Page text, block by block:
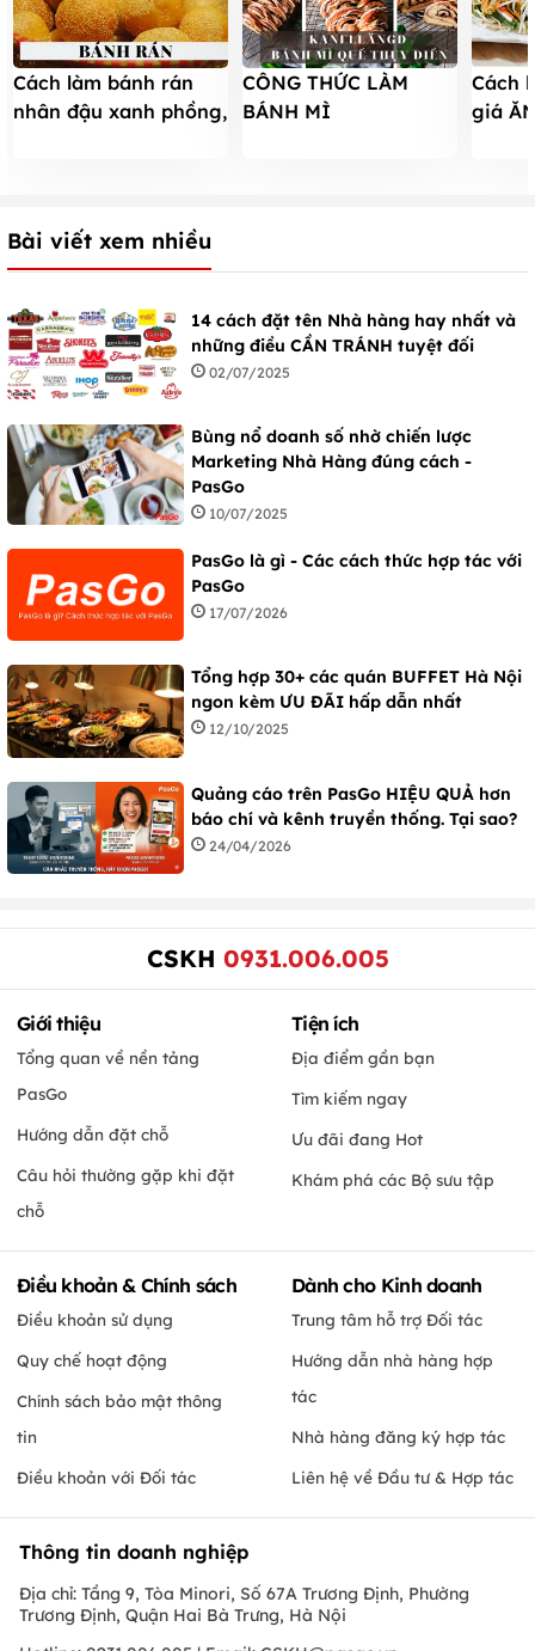
Cách làm bánh rán
nhân đậu xanh phồng,
CÔNG THỨC LÀM
BÁNH MÌ
Cách
giá
Bài viết xem nhiều
14 cách đặt tên Nhà hàng hay nhất và
những điều CẦN TRÁNH tuyệt đối
02/07/2025
Bùng nổ doanh số nhờ chiến lược
Marketing Nhà Hàng đúng cách -
PasGo
10/07/2025
PasGo là gì - Các cách thức hợp tác với
PasGo
17/07/2026
Tổng hợp 30+ các quán BUFFET Hà Nội
ngon kèm ƯU ĐÃI hấp dẫn nhất
12/10/2025
Quảng cáo trên PasGo HIỆU QUẢ hơn
báo chí và kênh truyền thống. Tại sao?
24/04/2026
CSKH 0931.006.005
Giới thiệu
Tổng quan về nền tảng
PasGo
Hướng dẫn đặt chỗ
Câu hỏi thường gặp khi đặt
chỗ
Tiện ích
Địa điểm gần bạn
Tìm kiếm ngay
Ưu đãi đang Hot
Khám phá các Bộ sưu tập
Điều khoản & Chính sách
Điều khoản sử dụng
Quy chế hoạt động
Chính sách bảo mật thông
tin
Điều khoản với Đối tác
Dành cho Kinh doanh
Trung tâm hỗ trợ Đối tác
Hướng dẫn nhà hàng hợp
tác
Nhà hàng đăng ký hợp tác
Liên hệ về Đầu tư & Hợp tác
Thông tin doanh nghiệp
Địa chỉ: Tầng 9, Tòa Minori, Số 67A Trương Định, Phường
Trương Định, Quận Hai Bà Trưng, Hà Nội